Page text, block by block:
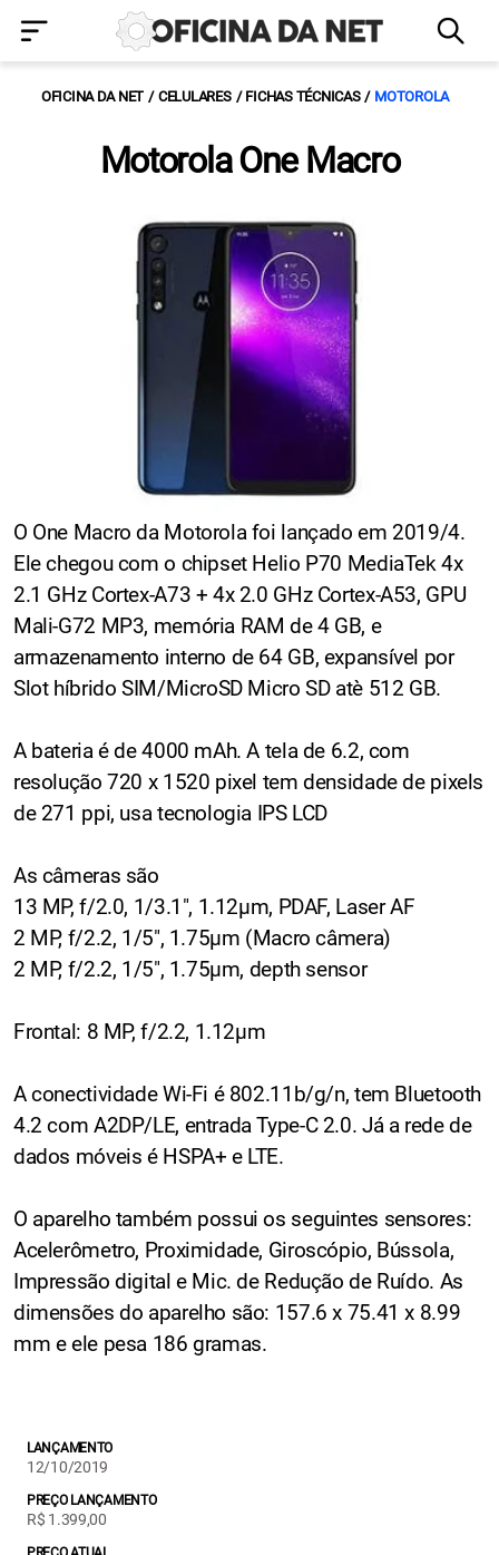
OFICINA DA NET CELULARES FICHAS TÉCNICAS MOTOROLA
Motorola One Macro
LANÇAMENTO
12/10/2019
PREÇO LANÇAMENTO
R$ 1.399,00
O One Macro da Motorola foi lançado em 2019/4.
Ele chegou com o chipset Helio P70 MediaTek 4x
2.1 GHz Cortex-A73 + 4x 2.0 GHz Cortex-A53, GPU
Mali-G72 MP3, memória RAM de 4 GB, e
armazenamento interno de 64 GB, expansível por
Slot híbrido SIM/MicroSD Micro SD atè 512 GB.
A bateria é de 4000 mAh. A tela de 6.2, com
resolução 720 x 1520 pixel tem densidade de pixels
de 271 ppi, usa tecnologia IPS LCD
As câmeras são
13 MP, f/2.0, 1/3.1", 1.12µm, PDAF, Laser AF
2 MP, f/2.2, 1/5", 1.75µm (Macro câmera)
2 MP, f/2.2, 1/5", 1.75µm, depth sensor
Frontal: 8 MP, f/2.2, 1.12µm
A conectividade Wi-Fi é 802.11b/g/n, tem Bluetooth
4.2 com A2DP/LE, entrada Type-C 2.0. Já a rede de
dados móveis é HSPA+ e LTE.
O aparelho também possui os seguintes sensores:
Acelerômetro, Proximidade, Giroscópio, Bússola,
Impressão digital e Mic. de Redução de Ruído. As
dimensões do aparelho são: 157.6 x 75.41 x 8.99
mm e ele pesa 186 gramas.